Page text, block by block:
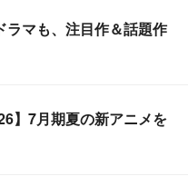
ラマも、注目作＆話題作
】7月期夏の新アニメを